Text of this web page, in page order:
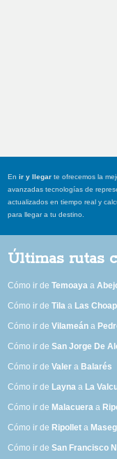
Enir y llegar te ofrecemos la
avanzadas tecnologías de
actualizados en tiempo real y
para llegar a tu destino.
Últimas rutas
Cómo ir deTemoaya a
Cómo ir deTila a Las
Cómo ir deVilameán a
Cómo ir deSan Jorge De
Cómo ir deValer a Balarés
Cómo ir de Layna a La
Cómo ir de Malacuera a
Cómo ir de Ripollet a
Cómo ir deSan Francisco